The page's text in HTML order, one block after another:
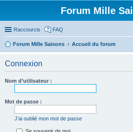
Forum Mille
Raccourcis FAQ
Forum Mille Saisons
Accueil du forum
Connexion
Nom d’utilisateur :
Mot de passe :
J’ai oublié mon mot de passe